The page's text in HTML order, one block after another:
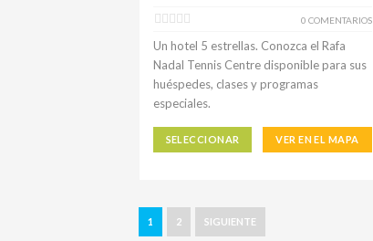
0 COMENTARIOS
Un hotel 5 estrellas. Conozca el Rafa
Nadal Tennis Centre disponible para sus
huéspedes, clases y programas
especiales.
SELECCIONAR VER EN EL MAPA
1 2 SIGUIENTE